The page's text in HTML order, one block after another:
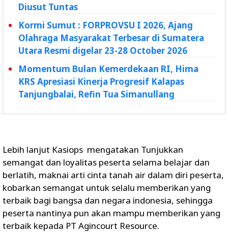
Diusut Tuntas
Kormi Sumut : FORPROVSU I 2026, Ajang
Olahraga Masyarakat Terbesar di Sumatera
Utara Resmi digelar 23-28 October 2026
Momentum Bulan Kemerdekaan RI, Hima
KRS Apresiasi Kinerja Progresif Kalapas
Tanjungbalai, Refin Tua Simanullang
Lebih lanjut Kasiops mengatakan Tunjukkan
semangat dan loyalitas peserta selama belajar dan
berlatih, maknai arti cinta tanah air dalam diri peserta,
kobarkan semangat untuk selalu memberikan yang
terbaik bagi bangsa dan negara indonesia, sehingga
peserta nantinya pun akan mampu memberikan yang
terbaik kepada PT Agincourt Resource.